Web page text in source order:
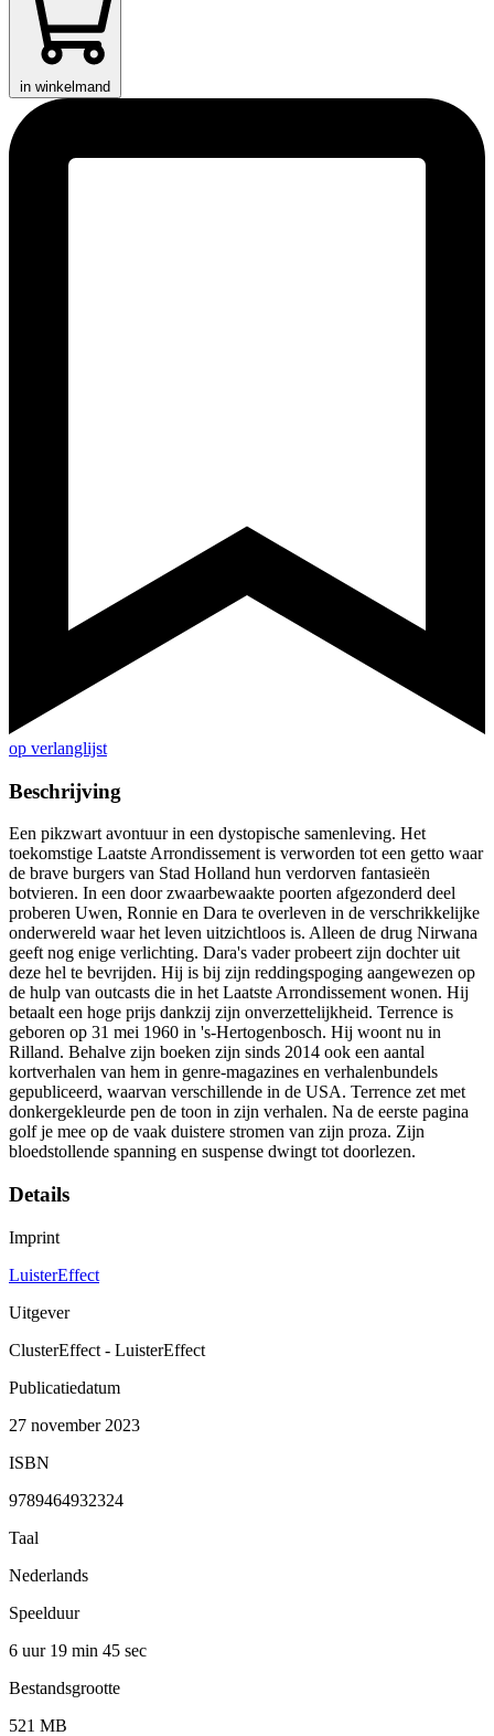
in winkelmand
op verlanglijst
Beschrijving
Een pikzwart avontuur in een dystopische samenleving. Het
toekomstige Laatste Arrondissement is verworden tot een getto waar
de brave burgers van Stad Holland hun verdorven fantasieën
botvieren. In een door zwaarbewaakte poorten afgezonderd deel
proberen Uwen, Ronnie en Dara te overleven in de verschrikkelijke
onderwereld waar het leven uitzichtloos is. Alleen de drug Nirwana
geeft nog enige verlichting. Dara's vader probeert zijn dochter uit
deze hel te bevrijden. Hij is bij zijn reddingspoging aangewezen op
de hulp van outcasts die in het Laatste Arrondissement wonen. Hij
betaalt een hoge prijs dankzij zijn onverzettelijkheid. Terrence is
geboren op 31 mei 1960 in 's-Hertogenbosch. Hij woont nu in
Rilland. Behalve zijn boeken zijn sinds 2014 ook een aantal
kortverhalen van hem in genre-magazines en verhalenbundels
gepubliceerd, waarvan verschillende in de USA. Terrence zet met
donkergekleurde pen de toon in zijn verhalen. Na de eerste pagina
golf je mee op de vaak duistere stromen van zijn proza. Zijn
bloedstollende spanning en suspense dwingt tot doorlezen.
Details
Imprint
LuisterEffect
Uitgever
ClusterEffect - LuisterEffect
Publicatiedatum
27 november 2023
ISBN
9789464932324
Taal
Nederlands
Speelduur
6 uur 19 min 45 sec
Bestandsgrootte
521 MB